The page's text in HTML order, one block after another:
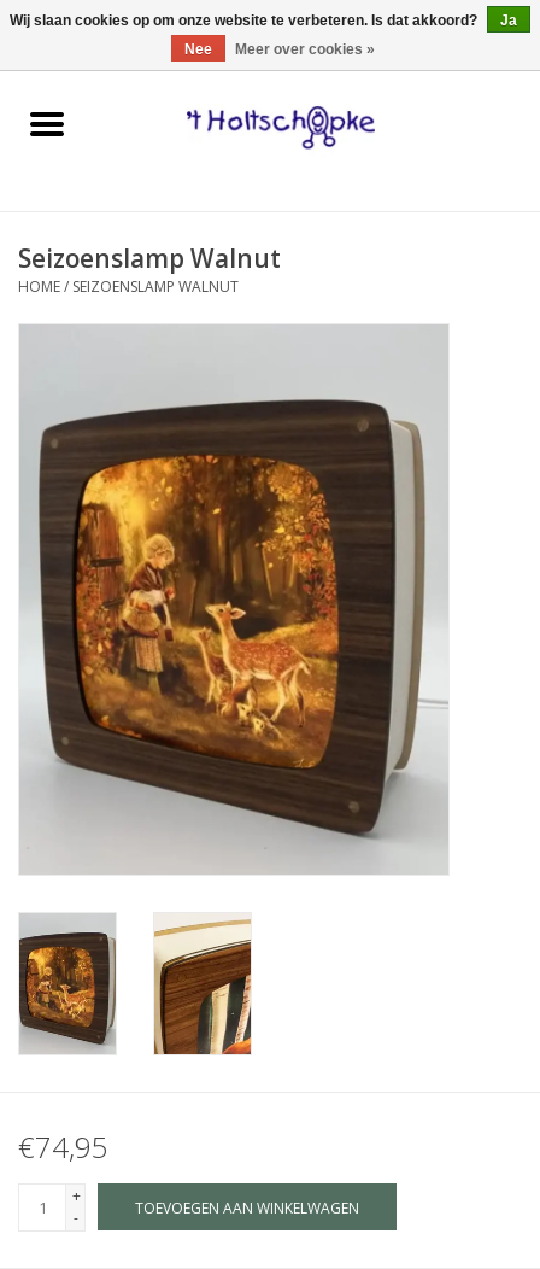
0 Artikelen - €0,00
Home
spellen
onderweg
hebbedingen
kinderkamer
eten & drinken
knuffels
boeken
Merken
Seizoenslamp Walnut
HOME/ SEIZOENSLAMP WALNUT
€74,95
+
-
TOEVOEGEN AAN WINKELWAGEN
Wij slaan cookies op om onze website te verbeteren. Is dat akkoord?
Ja
Nee
Meer over cookies »